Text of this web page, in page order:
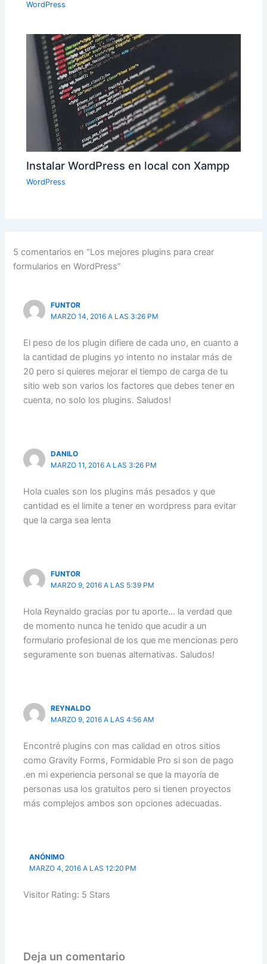
WordPress
Instalar WordPress en local con Xampp
WordPress
5 comentarios en “Los mejores plugins para crear
formularios en WordPress”
FUNTOR
MARZO 14, 2016 A LAS 3:26 PM
El peso de los plugin difiere de cada uno, en cuanto a
la cantidad de plugins yo intento no instalar más de
20 pero si quieres mejorar el tiempo de carga de tu
sitio web son varios los factores que debes tener en
cuenta, no solo los plugins. Saludos!
DANILO
MARZO 11, 2016 A LAS 3:26 PM
Hola cuales son los plugins más pesados y que
cantidad es el limite a tener en wordpress para evitar
que la carga sea lenta
FUNTOR
MARZO 9, 2016 A LAS 5:39 PM
Hola Reynaldo gracias por tu aporte… la verdad que
de momento nunca he tenido que acudir a un
formulario profesional de los que me mencionas pero
seguramente son buenas alternativas. Saludos!
REYNALDO
MARZO 9, 2016 A LAS 4:56 AM
Encontré plugins con mas calidad en otros sitios
como Gravity Forms, Formidable Pro si son de pago
.en mi experiencia personal se que la mayoría de
personas usa los gratuitos pero si tienen proyectos
más complejos ambos son opciones adecuadas.
ANÓNIMO
MARZO 4, 2016 A LAS 12:20 PM
Visitor Rating: 5 Stars
Deja un comentario